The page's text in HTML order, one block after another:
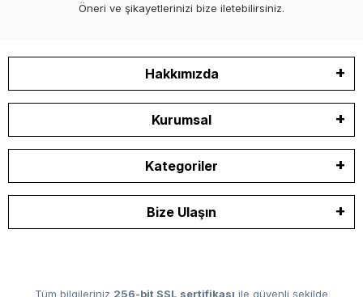
Öneri ve şikayetlerinizi bize iletebilirsiniz.
Hakkımızda
Kurumsal
Kategoriler
Bize Ulaşın
Tüm bilgileriniz 256-bit SSL sertifikası ile güvenli şekilde